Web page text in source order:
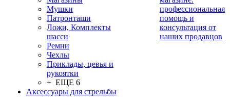
Мушки
Патронташи
Ложи, Комплекты
шасси
Ремни
Чехлы
Приклады, цевья и
рукоятки
+ ЕЩЕ 6
Аксессуары для стрельбы
профессиональная
помощь и
консультация от
наших продавцов